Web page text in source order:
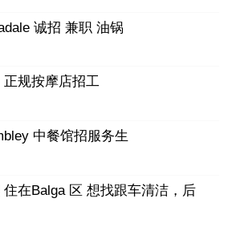
诚招 兼职 油锅
正规按摩店招工
中餐馆招服务生
住在Balga 区 想找跟车清洁，后